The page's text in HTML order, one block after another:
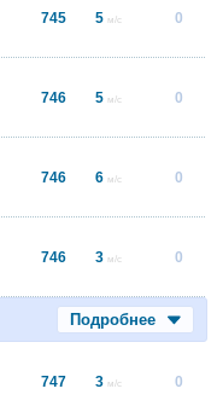
745 5 м/с 0
746 5 м/с 0
746 6 м/с 0
746 3 м/с 0
Подробнее
747 3 м/с 0